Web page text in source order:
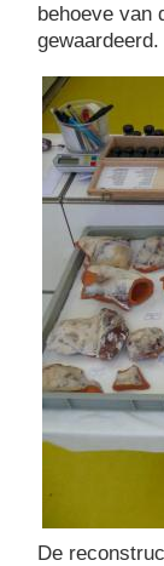
behoeve van
gewaardeerd.
De